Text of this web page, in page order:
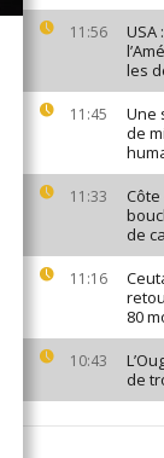
11:56
USA
les
11:45
Une
de
11:33
de
11:16
80
10:43
de